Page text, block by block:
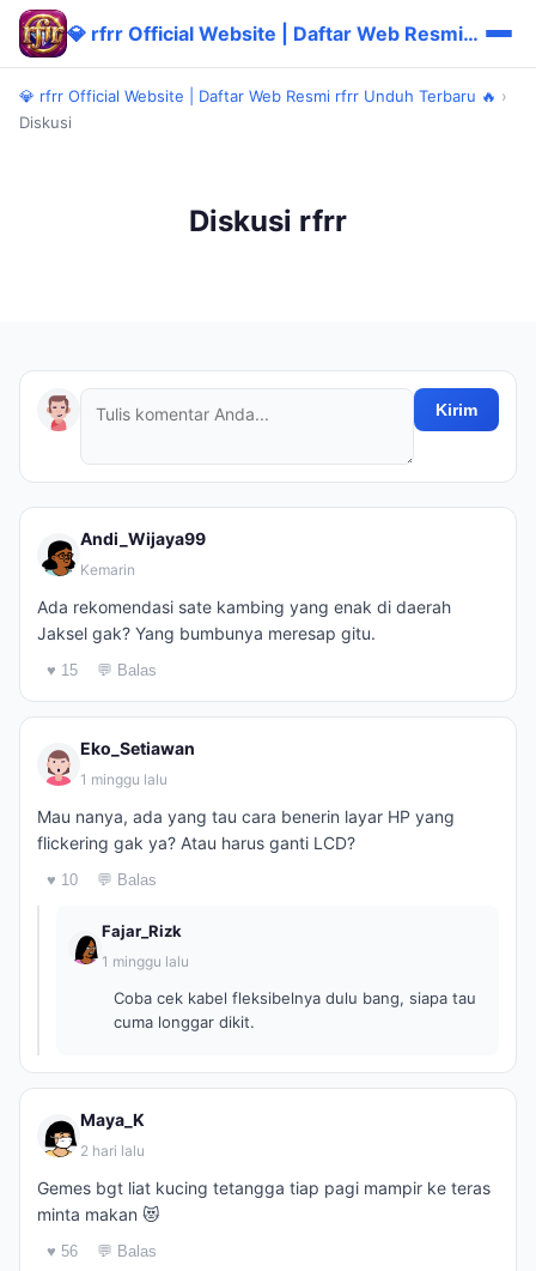
💎 rfrr Official Website | Daftar Web Resmi rfrr Unduh Terbaru 🔥
💎 rfrr Official Website | Daftar Web Resmi rfrr Unduh Terbaru 🔥 ›
Diskusi
Diskusi rfrr
Kirim
Andi_Wijaya99
Kemarin
Ada rekomendasi sate kambing yang enak di daerah
Jaksel gak? Yang bumbunya meresap gitu.
♥ 15 💬 Balas
Eko_Setiawan
1 minggu lalu
Mau nanya, ada yang tau cara benerin layar HP yang
flickering gak ya? Atau harus ganti LCD?
♥ 10 💬 Balas
Fajar_Rizk
1 minggu lalu
Coba cek kabel fleksibelnya dulu bang, siapa tau
cuma longgar dikit.
Maya_K
2 hari lalu
Gemes bgt liat kucing tetangga tiap pagi mampir ke teras
minta makan 😻
♥ 56 💬 Balas